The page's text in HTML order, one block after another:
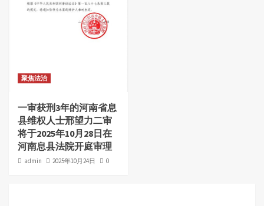
聚焦法治
一审获刑3年的河南省息
县维权人士邢望力二审
将于2025年10月28日在
河南息县法院开庭审理
admin 2025年10月24日 0